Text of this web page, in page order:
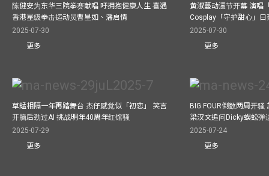
陈健安为东华三院拳赛献唱 吁拥抱健康人生 喜遇
香港星级拳击运动员曹星如、潘启情
2025-07-30
更多
黄淑蔓动漫节开幕 演唱
Cosplay「守护甜心」
2025-07-30
更多
草蜢相隔一年再踏舞台 杰仔感觉似「初恋」 笑言
开脑后劲过AI 挑战明年40周年红馆骚
2025-07-29
更多
BIG FOUR倒数两周开
梁汉文追问Dicky蜈蚣弹
2025-07-24
更多